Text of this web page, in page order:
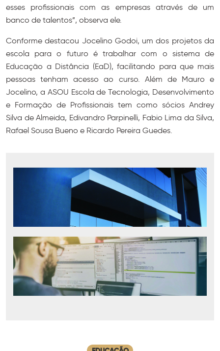
esses profissionais com as empresas através de um
banco de talentos”, observa ele.
Conforme destacou Jocelino Godoi, um dos projetos da
escola para o futuro é trabalhar com o sistema de
Educação a Distância (EaD), facilitando para que mais
pessoas tenham acesso ao curso. Além de Mauro e
Jocelino, a ASOU Escola de Tecnologia, Desenvolvimento
e Formação de Profissionais tem como sócios Andrey
Silva de Almeida, Edivandro Parpinelli, Fabio Lima da Silva,
Rafael Sousa Bueno e Ricardo Pereira Guedes.